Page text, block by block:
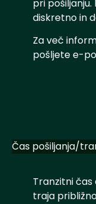
pri
diskretno in
Za več
pošljete e-
Čas pošiljanja/
Tranzitni
traja